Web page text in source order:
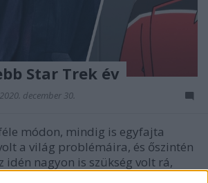
Star Trek év
2020. december 30.
módon, mindig is egyfajta
a világ problémáira, és őszintén
idén nagyon is szükség volt rá,